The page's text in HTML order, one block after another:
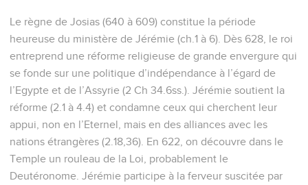
Le règne de Josias (640 à 609) constitue la période
heureuse du ministère de Jérémie (ch.1 à 6). Dès 628, le roi
entreprend une réforme religieuse de grande envergure qui
se fonde sur une politique d’indépendance à l’égard de
l’Egypte et de l’Assyrie (2 Ch 34.6ss.). Jérémie soutient la
réforme (2.1 à 4.4) et condamne ceux qui cherchent leur
appui, non en l’Eternel, mais en des alliances avec les
nations étrangères (2.18,36). En 622, on découvre dans le
Temple un rouleau de la Loi, probablement le
Deutéronome. Jérémie participe à la ferveur suscitée par